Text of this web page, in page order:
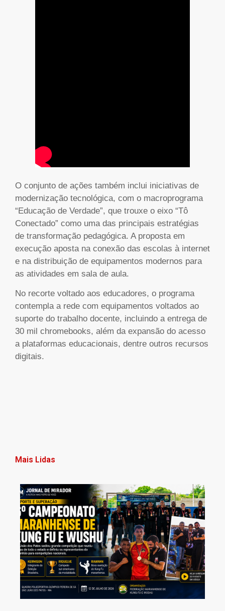
O conjunto de ações também inclui iniciativas de
modernização tecnológica, com o macroprograma
“Educação de Verdade”, que trouxe o eixo “Tô
Conectado” como uma das principais estratégias
de transformação pedagógica. A proposta em
execução aposta na conexão das escolas à internet
e na distribuição de equipamentos modernos para
as atividades em sala de aula.
No recorte voltado aos educadores, o programa
contempla a rede com equipamentos voltados ao
suporte do trabalho docente, incluindo a entrega de
30 mil chromebooks, além da expansão do acesso
a plataformas educacionais, dentre outros recursos
digitais.
Mais Lidas